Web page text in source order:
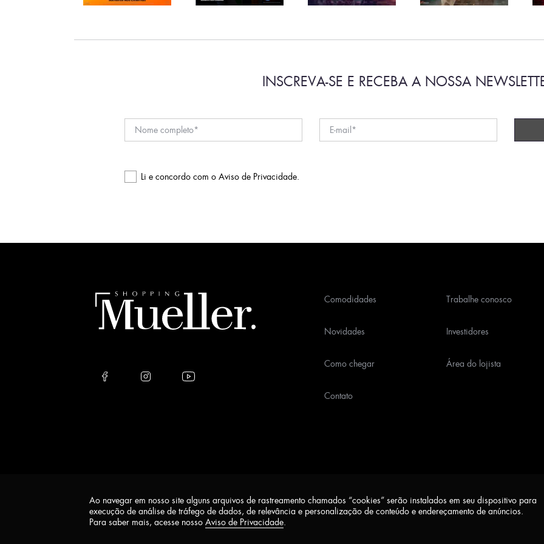
INSCREVA-SE E RECEBA A NOSSA
Li e concordo com o Aviso de Privacidade.
this
Comodidades
Novidades
Como chegar
Contato
Trabalhe conosco
Investidores
Área do lojista
Aviso de Privacidade
Ao navegar em nosso site alguns arquivos de rastreamento chamados “cookies” serão instalados em seu dispositivo para
execução de análise de tráfego de dados, de relevância e personalização de conteúdo e endereçamento de anúncios.
Para saber mais, acesse nosso Aviso de Privacidade